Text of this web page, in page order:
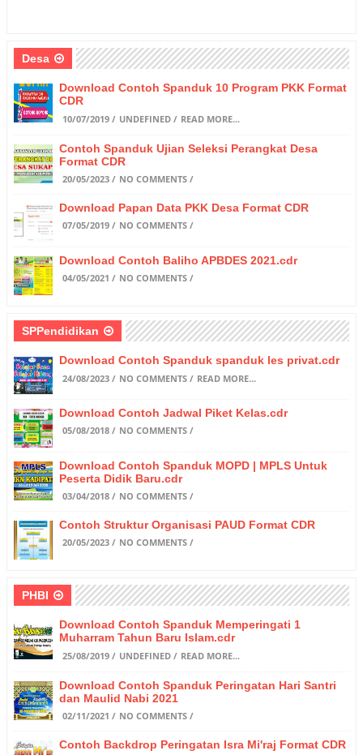
Desa
Download Contoh Spanduk 10 Program PKK Format
CDR
10/07/2019 UNDEFINED READ MORE...
Contoh Spanduk Ujian Seleksi Perangkat Desa
Format CDR
20/05/2023 NO COMMENTS
Download Papan Data PKK Desa Format CDR
07/05/2019 NO COMMENTS
Download Contoh Baliho APBDES 2021.cdr
04/05/2021 NO COMMENTS
SPPendidikan
Download Contoh Spanduk spanduk les privat.cdr
24/08/2023 NO COMMENTS READ MORE...
Download Contoh Jadwal Piket Kelas.cdr
05/08/2018 NO COMMENTS
Download Contoh Spanduk MOPD | MPLS Untuk
Peserta Didik Baru.cdr
03/04/2018 NO COMMENTS
Contoh Struktur Organisasi PAUD Format CDR
20/05/2023 NO COMMENTS
PHBI
Download Contoh Spanduk Memperingati 1
Muharram Tahun Baru Islam.cdr
25/08/2019 UNDEFINED READ MORE...
Download Contoh Spanduk Peringatan Hari Santri
dan Maulid Nabi 2021
02/11/2021 NO COMMENTS
Contoh Backdrop Peringatan Isra Mi'raj Format CDR